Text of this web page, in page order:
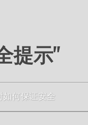
提示"
如何保证安全